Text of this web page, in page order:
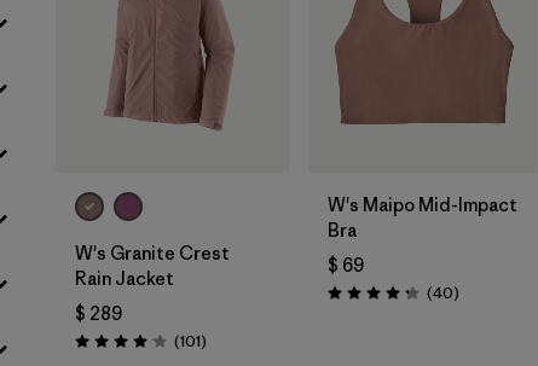
por & Fabric
W's Granite Crest
Rain Jacket
$ 289
Valoración: 4.1 / 5
(101Comentarios
)
W's Maipo Mid-Impact
Bra
$ 69
Valoración: 4.3 / 5
(40Comentarios
)